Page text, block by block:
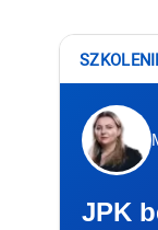
JPK